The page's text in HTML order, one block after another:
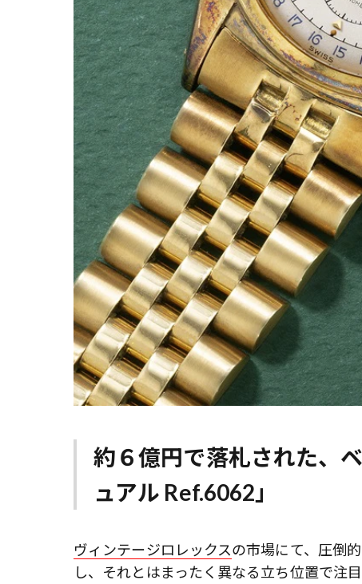
約６億円で落札された、
ュアル Ref.6062」
ヴィンテージロレックスの市場にて、圧倒
し、それとはまったく異なる立ち位置で注